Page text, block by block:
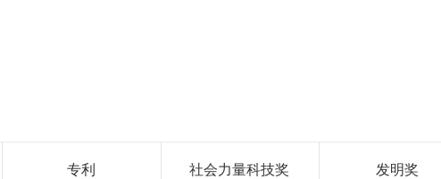
专利 社会力量科技奖 发明奖